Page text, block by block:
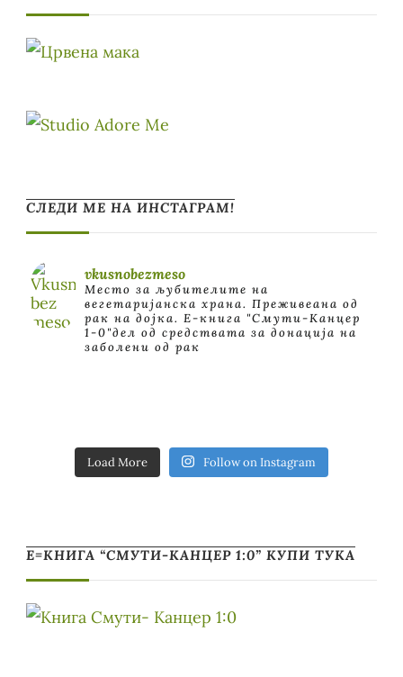
СЛЕДИ МЕ НА ИНСТАГРАМ!
vkusnobezmeso
Место за љубителите на
вегетаријанска храна. Преживеана од
рак на дојка. E-книга "Смути-Канцер
1-0"дел од средствата за донација на
заболени од рак
Load More Follow on Instagram
Е=КНИГА “СМУТИ-КАНЦЕР 1:0” КУПИ ТУКА